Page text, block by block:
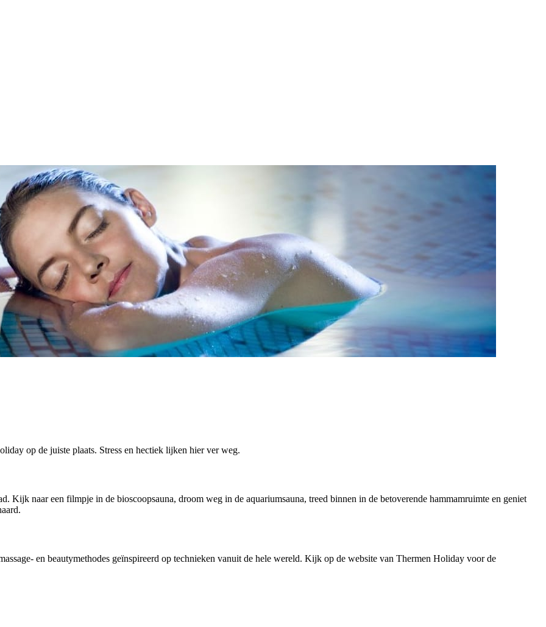
op de juiste plaats. Stress en hectiek lijken hier ver weg.
Kijk naar een filmpje in de bioscoopsauna, droom weg in de aquariumsauna, treed binnen in de betoverende hammamruimte en geniet
en beautymethodes geïnspireerd op technieken vanuit de hele wereld. Kijk op de website van Thermen Holiday voor de